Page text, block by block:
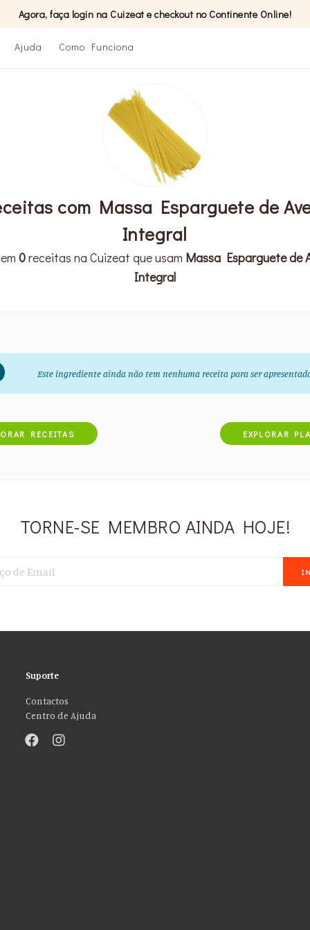
Agora, faça login na Cuizeat e checkout no Continente Online!
Ajuda Como Funciona
com Massa Esparguete de
Integral
0receitas na Cuizeat que usam Massa Esparguete de
Integral
Este ingrediente ainda não tem nenhuma receita para ser
RECEITAS EXPLORAR
TORNE-SE MEMBRO AINDA HOJE!
Suporte
Contactos
Centro de Ajuda